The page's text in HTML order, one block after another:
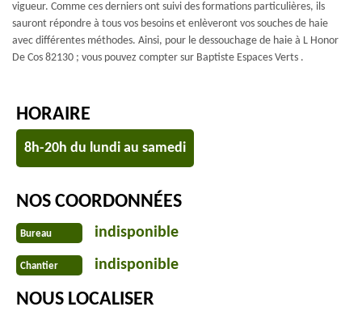
vigueur. Comme ces derniers ont suivi des formations particulières, ils
sauront répondre à tous vos besoins et enlèveront vos souches de haie
avec différentes méthodes. Ainsi, pour le dessouchage de haie à L Honor
De Cos 82130 ; vous pouvez compter sur Baptiste Espaces Verts .
HORAIRE
8h-20h du lundi au samedi
NOS COORDONNÉES
Bureau indisponible
Chantier indisponible
NOUS LOCALISER